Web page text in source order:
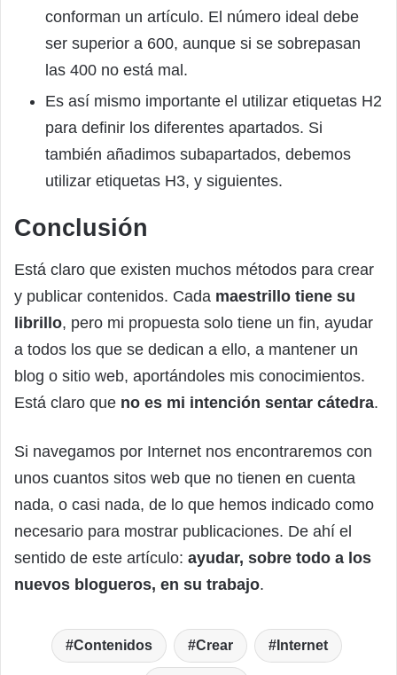
conforman un artículo. El número ideal debe
ser superior a 600, aunque si se sobrepasan
las 400 no está mal.
Es así mismo importante el utilizar etiquetas H2
para definir los diferentes apartados. Si
también añadimos subapartados, debemos
utilizar etiquetas H3, y siguientes.
Conclusión
Está claro que existen muchos métodos para crear
y publicar contenidos. Cada maestrillo tiene su
librillo, pero mi propuesta solo tiene un fin, ayudar
a todos los que se dedican a ello, a mantener un
blog o sitio web, aportándoles mis conocimientos.
Está claro que no es mi intención sentar cátedra.
Si navegamos por Internet nos encontraremos con
unos cuantos sitos web que no tienen en cuenta
nada, o casi nada, de lo que hemos indicado como
necesario para mostrar publicaciones. De ahí el
sentido de este artículo: ayudar, sobre todo a los
nuevos blogueros, en su trabajo.
Contenidos Crear Internet